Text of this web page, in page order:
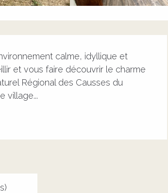
calme, idyllique et
et vous faire découvrir le charme
Régional des Causses du
village...